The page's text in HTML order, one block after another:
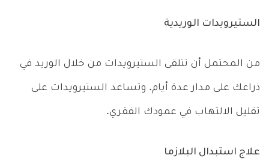
الستيرويدات الوريدية
من المحتمل أن تتلقى الستيرويدات من خلال الوريد في
ذراعك على مدار عدة أيام. وتساعد الستيرويدات على
تقليل الالتهاب في عمودك الفقري.
علاج استبدال البلازما